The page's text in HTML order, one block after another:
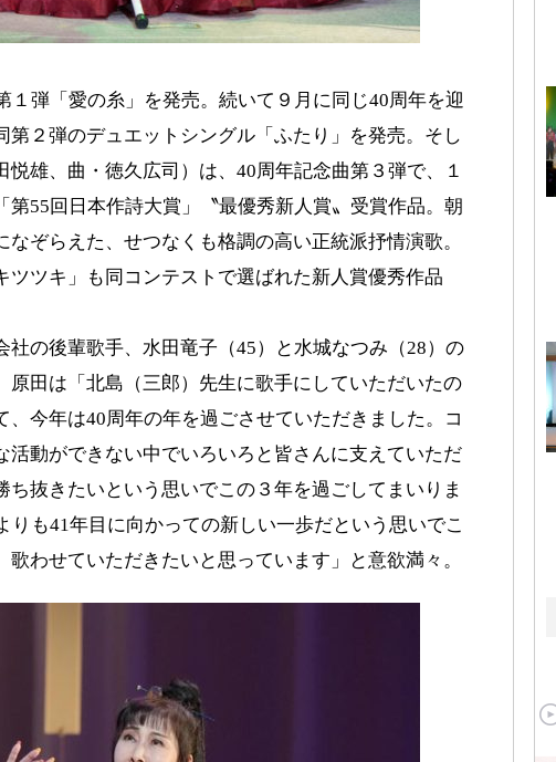
弾「愛の糸」を発売。続いて９月に同じ40周年を迎
第２弾のデュエットシングル「ふたり」を発売。そし
悦雄、曲・徳久広司）は、40周年記念曲第３弾で、１
第55回日本作詩大賞」〝最優秀新人賞〟受賞作品。朝
ぞらえた、せつなくも格調の高い正統派抒情演歌。
ツツキ」も同コンテストで選ばれた新人賞優秀作品
の後輩歌手、水田竜子（45）と水城なつみ（28）の
原田は「北島（三郎）先生に歌手にしていただいたの
、今年は40周年の年を過ごさせていただきました。コ
活動ができない中でいろいろと皆さんに支えていただ
ち抜きたいという思いでこの３年を過ごしてまいりま
りも41年目に向かっての新しい一歩だという思いでこ
わせていただきたいと思っています」と意欲満々。